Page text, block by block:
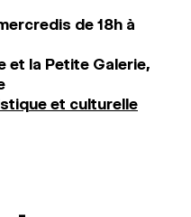
de 18h à
et la Petite Galerie,
et culturelle